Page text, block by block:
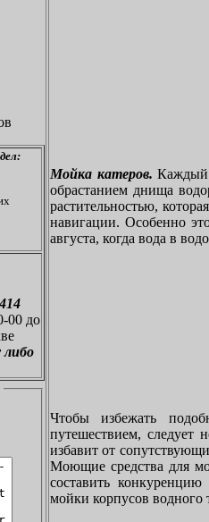
00 до
Мойка катеров. Каждый
обрастанием днища
растительностью,
навигации. Особенно
августа, когда вода в
Чтобы избежать
путешествием, следует
избавит от
Моющие средства для
составить
мойки корпусов водного